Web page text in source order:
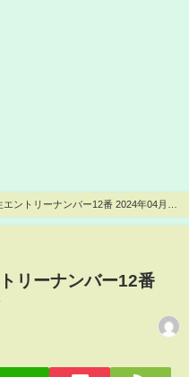
エントリーナンバー12番 2024年04月20
リーナンバー12番